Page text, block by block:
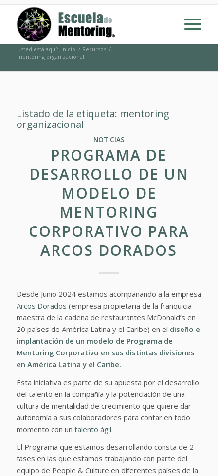
Usted está aquí: Inicio / Recursos /
mentoring organizacional
Listado de la etiqueta: mentoring
organizacional
NOTICIAS
PROGRAMA DE
DESARROLLO DE UN
MODELO DE
MENTORING
CORPORATIVO PARA
ARCOS DORADOS
Desde Junio 2024 estamos acompañando a la empresa
Arcos Dorados (empresa propietaria de la franquicia
maestra de la cadena de restaurantes McDonald’s en
20 países de América Latina y el Caribe) en el diseño e
implantación de un modelo de Programa de
Mentoring Corporativo en sus distintas divisiones
en América Latina y el Caribe.
Esta iniciativa es parte de su apuesta por el desarrollo
del talento en la compañía y la potenciación de una
cultura de mentalidad de crecimiento que quiere dar
autonomía a sus colaboradores para contar en todo
momento con un talento ágil.
El Programa que estamos desarrollando consta de 2
fases en las que estamos trabajando con parte del
equipo de People & Culture en diferentes países de la